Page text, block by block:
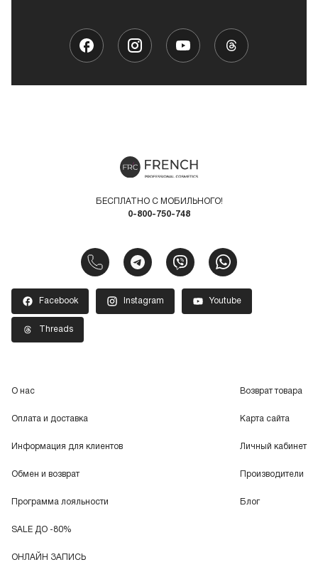
БЕСПЛАТНО С МОБИЛЬНОГО!
0-800-750-748
Facebook Instagram Youtube
Threads
О нас
Оплата и доставка
Информация для клиентов
Обмен и возврат
Программа лояльности
SALE ДО -80%
ОНЛАЙН ЗАПИСЬ
Возврат товара
Карта сайта
Личный кабинет
Производители
Блог